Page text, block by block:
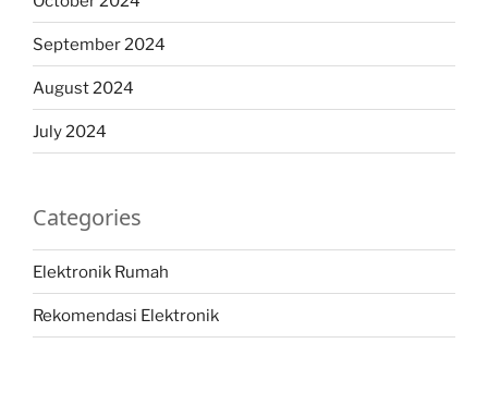
September 2024
August 2024
July 2024
Categories
Elektronik Rumah
Rekomendasi Elektronik